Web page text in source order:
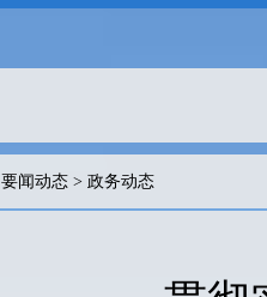
要闻动态 > 政务动态